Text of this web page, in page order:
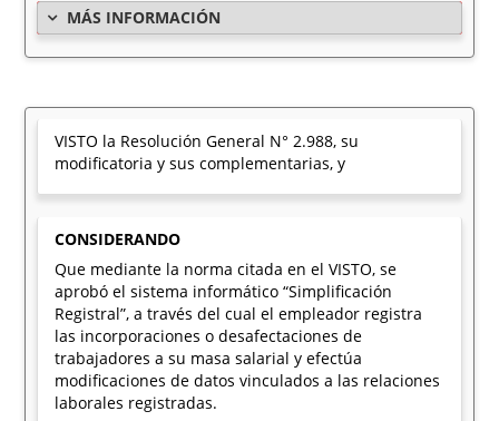
MÁS INFORMACIÓN
VISTO la Resolución General N° 2.988, su
modificatoria y sus complementarias, y
CONSIDERANDO
Que mediante la norma citada en el VISTO, se
aprobó el sistema informático “Simplificación
Registral”, a través del cual el empleador registra
las incorporaciones o desafectaciones de
trabajadores a su masa salarial y efectúa
modificaciones de datos vinculados a las relaciones
laborales registradas.